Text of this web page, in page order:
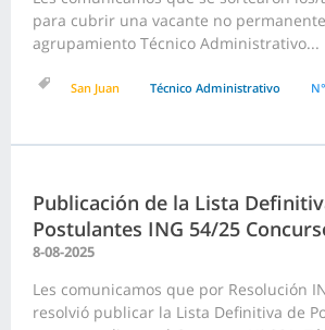
para cubrir una vacante no
agrupamiento Técnico Administrativo...
San Juan Técnico Administrativo
Publicación de la Lista
Postulantes ING 54/25
8-08-2025
Les comunicamos que por Resolución
resolvió publicar la Lista Definitiva de